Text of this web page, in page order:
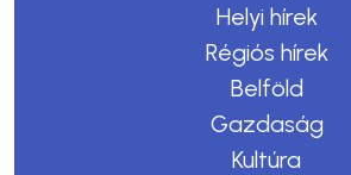
Helyi hírek
Régiós hírek
Belföld
Gazdaság
Kultúra